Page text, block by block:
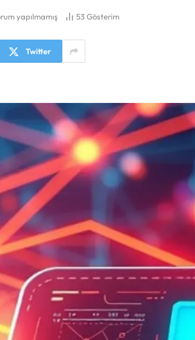
yapılmamış 53Gösterim
Twitter